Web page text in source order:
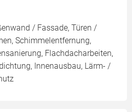
/ Fassade, Türen /
Schimmelentfernung,
Flachdacharbeiten,
Innenausbau, Lärm- /